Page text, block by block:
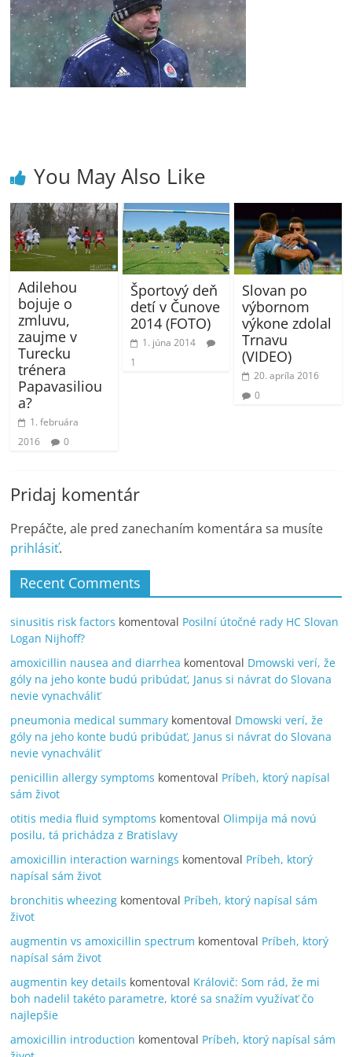
You May Also Like
Adilehou
bojuje o
zmluvu,
zaujme v
Turecku
trénera
Papavasiliou
a?
1. februára
2016
0
Športový deň
detí v Čunove
2014 (FOTO)
1. júna 2014
1
Slovan po
výbornom
výkone zdolal
Trnavu
(VIDEO)
20. apríla 2016
0
Pridaj komentár
Prepáčte, ale pred zanechaním komentára sa musíte
prihlásiť.
Recent Comments
sinusitis risk factors komentoval Posilní útočné rady HC Slovan
Logan Nijhoff?
amoxicillin nausea and diarrhea komentoval Dmowski verí, že
góly na jeho konte budú pribúdať, Janus si návrat do Slovana
nevie vynachváliť
pneumonia medical summary komentoval Dmowski verí, že
góly na jeho konte budú pribúdať, Janus si návrat do Slovana
nevie vynachváliť
penicillin allergy symptoms komentoval Príbeh, ktorý napísal
sám život
otitis media fluid symptoms komentoval Olimpija má novú
posilu, tá prichádza z Bratislavy
amoxicillin interaction warnings komentoval Príbeh, ktorý
napísal sám život
bronchitis wheezing komentoval Príbeh, ktorý napísal sám
život
augmentin vs amoxicillin spectrum komentoval Príbeh, ktorý
napísal sám život
augmentin key details komentoval Královič: Som rád, že mi
boh nadelil takéto parametre, ktoré sa snažím využívať čo
najlepšie
amoxicillin introduction komentoval Príbeh, ktorý napísal sám